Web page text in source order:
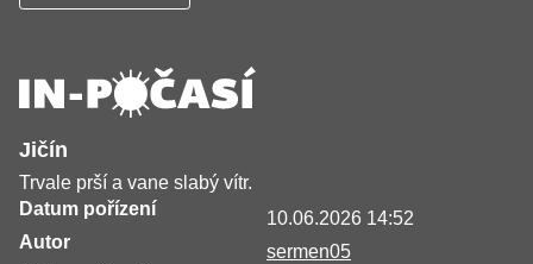
Jičín
Trvale prší a vane slabý vítr.
Datum pořízení
10.06.2026 14:52
Autor
sermen05